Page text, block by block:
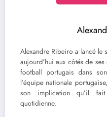
Alexandre Ribeiro a lancé le
aujourd’hui aux côtés de
football portugais dans
l’équipe nationale
son implication qu’il
quotidienne.